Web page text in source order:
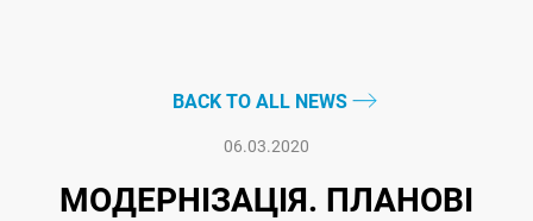
BACK TO ALL NEWS
06.03.2020
МОДЕРНІЗАЦІЯ. ПЛАНОВІ